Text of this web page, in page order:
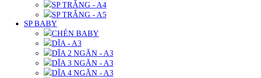
SP TRẮNG - A4
SP TRẮNG - A5
SP BABY
CHÉN BABY
DĨA - A3
DĨA 2 NGĂN - A3
DĨA 3 NGĂN - A3
DĨA 4 NGĂN - A3